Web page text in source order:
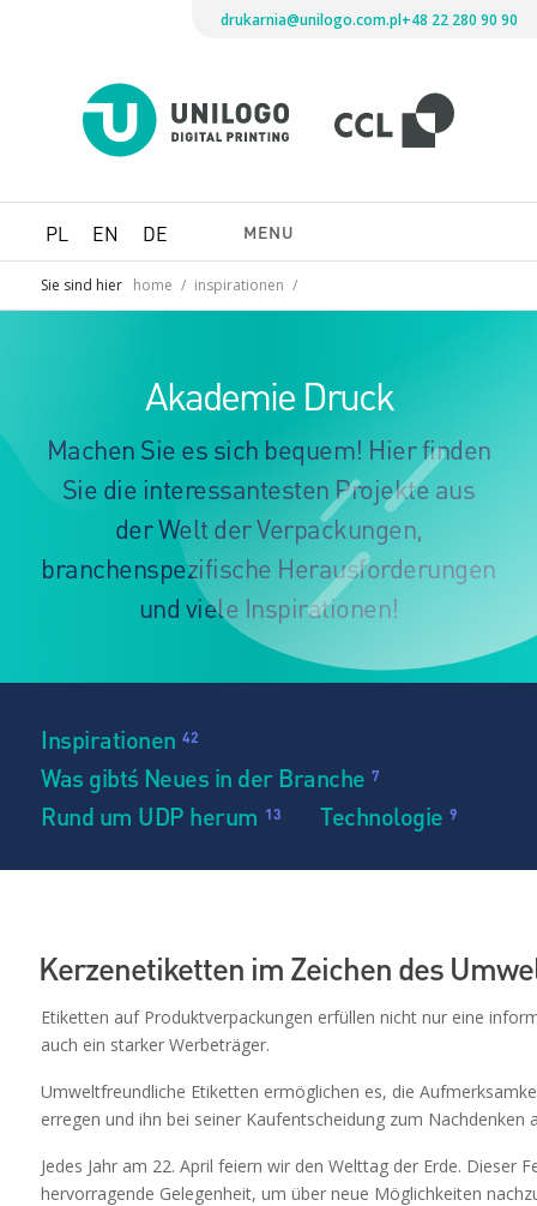
Digital
drukarnia@unilogo.com.pl+48 22 280 90 90
PL EN DE MENU
Sie sind hier home / inspirationen /
Akademie Druck
Machen Sie es sich bequem! Hier finden
Sie die interessantesten Projekte aus
der Welt der Verpackungen,
branchenspezifische Herausforderungen
und viele Inspirationen!
Inspirationen 42
Was gibt´s Neues in der Branche 7
Rund um UDP herum 13 Technologie 9
Kerzenetiketten im Zeichen des
Etiketten auf Produktverpackungen erfüllen nicht nur eine
auch ein starker Werbeträger.
Umweltfreundliche Etiketten ermöglichen es, die
erregen und ihn bei seiner Kaufentscheidung zum Nachdenken
Jedes Jahr am 22. April feiern wir den Welttag der Erde. Dieser
hervorragende Gelegenheit, um über neue Möglichkeiten